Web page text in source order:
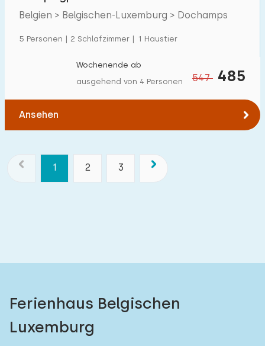
Belgien > Belgischen-Luxemburg > Dochamps
5 Personen | 2 Schlafzimmer | 1 Haustier
547 485
Wochenende ab
ausgehend von 4 Personen
Ansehen
1 2 3
Ferienhaus Belgischen
Luxemburg